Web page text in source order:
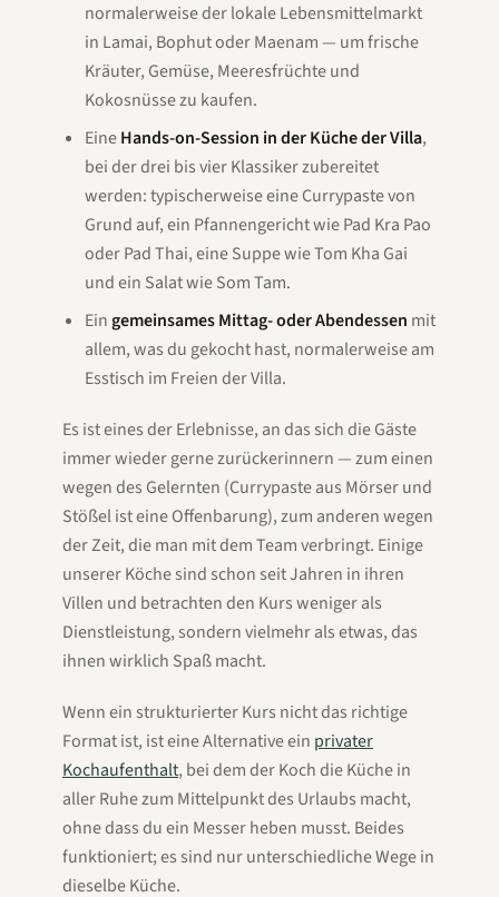
normalerweise der lokale Lebensmittelmarkt
in Lamai, Bophut oder Maenam — um frische
Kräuter, Gemüse, Meeresfrüchte und
Kokosnüsse zu kaufen.
EineHands-on-Session in der Küche der Villa,
bei der drei bis vier Klassiker zubereitet
werden: typischerweise eine Currypaste von
Grund auf, ein Pfannengericht wie Pad Kra Pao
oder Pad Thai, eine Suppe wie Tom Kha Gai
und ein Salat wie Som Tam.
Ein gemeinsames Mittag- oder Abendessen mit
allem, was du gekocht hast, normalerweise am
Esstisch im Freien der Villa.
Es ist eines der Erlebnisse, an das sich die Gäste
immer wieder gerne zurückerinnern — zum einen
wegen des Gelernten (Currypaste aus Mörser und
Stößel ist eine Offenbarung), zum anderen wegen
der Zeit, die man mit dem Team verbringt. Einige
unserer Köche sind schon seit Jahren in ihren
Villen und betrachten den Kurs weniger als
Dienstleistung, sondern vielmehr als etwas, das
ihnen wirklich Spaß macht.
Wenn ein strukturierter Kurs nicht das richtige
Format ist, ist eine Alternative ein privater
Kochaufenthalt, bei dem der Koch die Küche in
aller Ruhe zum Mittelpunkt des Urlaubs macht,
ohne dass du ein Messer heben musst. Beides
funktioniert; es sind nur unterschiedliche Wege in
dieselbe Küche.